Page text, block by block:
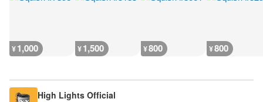
¥1,000 ¥1,500 ¥800 ¥800
High Lights Official